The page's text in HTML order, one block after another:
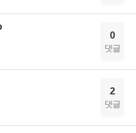
0
댓글
2
댓글